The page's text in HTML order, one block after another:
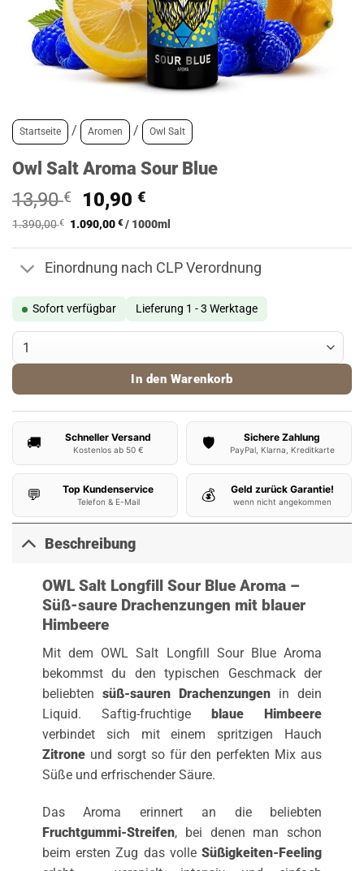
Startseite / Aromen / Owl Salt
Owl Salt Aroma Sour Blue
13,90€
Ursprünglicher
Preis
13,90 €
10,90€Aktueller
Preis
10,90 €.
1.390,00€ 1.090,00€ / 1000ml
Einordnung nach CLP Verordnung
Sofort verfügbar Lieferung 1 - 3 Werktage
Owl Salt Aroma Sour Blue Menge
In den Warenkorb
🚚 Schneller Versand
Kostenlos ab 50 € 🛡️ Sichere Zahlung
PayPal, Klarna, Kreditkarte
💬 Top Kundenservice
Telefon & E-Mail 💰 Geld zurück Garantie!
wenn nicht angekommen
Beschreibung
OWL Salt Longfill Sour Blue Aroma –
Süß-saure Drachenzungen mit blauer
Himbeere
Mit dem OWL Salt Longfill Sour Blue Aroma
bekommst du den typischen Geschmack der
beliebten süß-sauren Drachenzungen in dein
Liquid. Saftig-fruchtigeblaue Himbeere
verbindet sich mit einem spritzigen Hauch
Zitroneund sorgt so für den perfekten Mix aus
Süße und erfrischender Säure.
Das Aroma erinnert an die beliebten
Fruchtgummi-Streifen, bei denen man schon
beim ersten Zug das volleSüßigkeiten-Feeling